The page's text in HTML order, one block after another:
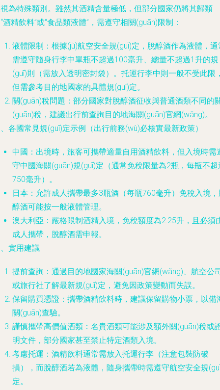
為特殊類別。雖然其酒精含量極低，但部分國家仍將其歸類
酒精飲料”或“食品類液體”，需遵守相關(guān)限制：
液體限制：根據(jù)航空安全規(guī)定，脫醇酒作為液體，通
需遵守隨身行李中單瓶不超過100毫升、總量不超過1升的規
(guī)則（需放入透明密封袋）。托運行李中則一般不受此限
但需參考目的地國家的具體規(guī)定。
關(guān)稅問題：部分國家對脫醇酒征收與普通酒類不同的
(guān)稅，建議出行前查詢目的地海關(guān)官網(wǎng)。
各國常見規(guī)定示例（出行前務(wù)必核實最新政策）
中國：出境時，旅客可攜帶適量自用酒精飲料，但入境時需
守中國海關(guān)規(guī)定（通常免稅限量為2瓶，每瓶不超
750毫升）。
日本：允許成人攜帶最多3瓶酒（每瓶760毫升）免稅入境
醇酒可能按一般液體管理。
澳大利亞：嚴格限制酒精入境，免稅額度為2.25升，且必須
成人攜帶，脫醇酒需申報。
實用建議
提前查詢：通過目的地國家海關(guān)官網(wǎng)、航空公
或旅行社了解最新規(guī)定，避免因政策變動而失誤。
保留購買憑證：攜帶酒精飲料時，建議保留購物小票，以備
關(guān)查驗。
謹慎攜帶高價值酒類：名貴酒類可能涉及額外關(guān)稅或
明文件，部分國家甚至禁止特定酒類入境。
考慮托運：酒精飲料通常需放入托運行李（注意包裝防破
損），而脫醇酒若為液體，隨身攜帶時需遵守航空安全規
定。